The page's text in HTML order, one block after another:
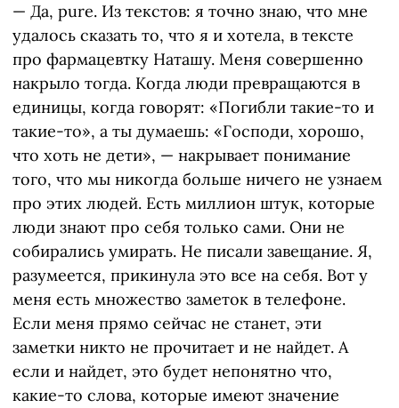
— Да, pure. Из текстов: я точно знаю, что мне
удалось сказать то, что я и хотела, в тексте
про фармацевтку Наташу. Меня совершенно
накрыло тогда. Когда люди превращаются в
единицы, когда говорят: «Погибли такие-то и
такие-то», а ты думаешь: «Господи, хорошо,
что хоть не дети», — накрывает понимание
того, что мы никогда больше ничего не узнаем
про этих людей. Есть миллион штук, которые
люди знают про себя только сами. Они не
собирались умирать. Не писали завещание. Я,
разумеется, прикинула это все на себя. Вот у
меня есть множество заметок в телефоне.
Если меня прямо сейчас не станет, эти
заметки никто не прочитает и не найдет. А
если и найдет, это будет непонятно что,
какие-то слова, которые имеют значение